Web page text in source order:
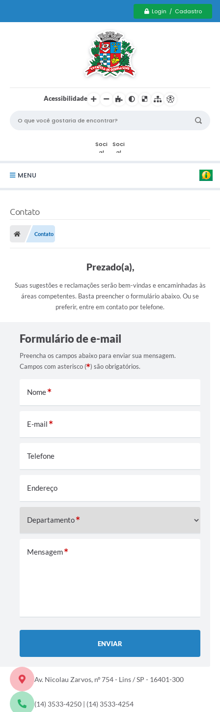
Login / Cadastro
Acessibilidade
MENU
Ouvidoria
Departamentos
Utilidade Pública
Informações
X Conferência Municipal de Saúde de Lins
Relação dos Itinerários do Transporte Público
Saneamento Básico de Lins
FAQ
Contato
Infraestrutura
Saúde
A Prefeitura
Contato
Contato
Prezado(a),
Suas sugestões e reclamações serão bem-vindas e encaminhadas às
áreas competentes. Basta preencher o formulário abaixo. Ou se
preferir, entre em contato por telefone.
Formulário de e-mail
Preencha os campos abaixo para enviar sua mensagem.
Campos com asterisco ( ) são obrigatórios.
Nome
E-mail
Telefone
Endereço
Departamento
Mensagem
ENVIAR
Av. Nicolau Zarvos, nº 754 - Lins / SP - 16401-300
(14) 3533-4250 | (14) 3533-4254